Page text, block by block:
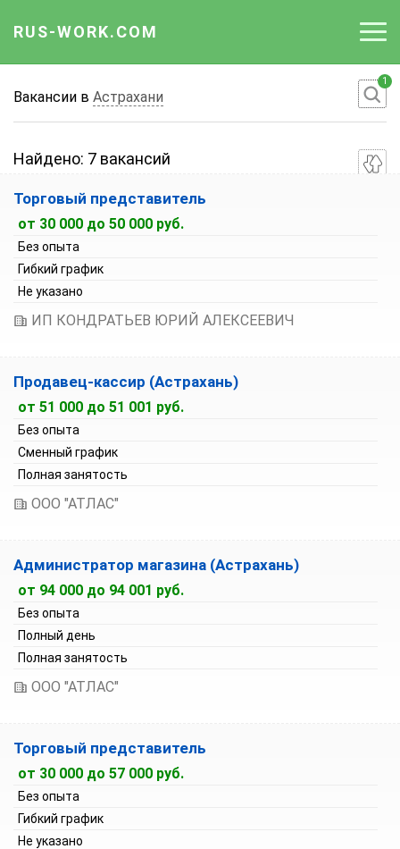
RUS-WORK.COM
Вакансии
Отрасли
Профессии
Работодателю
Вакансии в Астрахани
1
Найдено: 7 вакансий
Торговый представитель
от 30 000 до 50 000 руб.
Без опыта
Гибкий график
Не указано
ИП КОНДРАТЬЕВ ЮРИЙ АЛЕКСЕЕВИЧ
Продавец-кассир (Астрахань)
от 51 000 до 51 001 руб.
Без опыта
Сменный график
Полная занятость
ООО "АТЛАС"
Администратор магазина (Астрахань)
от 94 000 до 94 001 руб.
Без опыта
Полный день
Полная занятость
ООО "АТЛАС"
Торговый представитель
от 30 000 до 57 000 руб.
Без опыта
Гибкий график
Не указано